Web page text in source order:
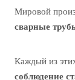
Мировой
сварные
Каждый из
соблюдение